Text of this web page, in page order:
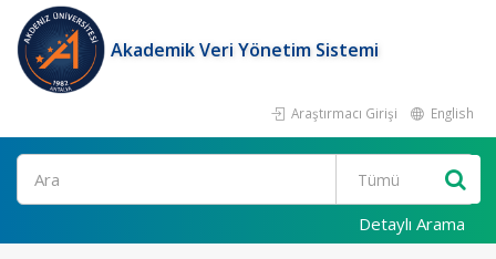
Akademik Veri Yönetim Sistemi
Araştırmacı Girişi English
Ara
Detaylı Arama